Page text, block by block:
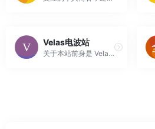
Velas电波站
关于本站前身是 Velas（16/5/3-19/1/9），某个为了练习前端技术和网页设计而建的小站。后因该网站没什么实际意义，不利于吸引流量和可持续发展，因此目标转向 内容毒电波的生产与传播，并改名 Velas电波站。